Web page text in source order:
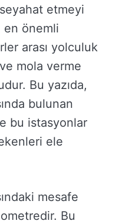
etmeyi
en önemli
arası yolculuk
mola verme
Bu yazıda,
bulunan
bu istasyonlar
ele
mesafe
Bu